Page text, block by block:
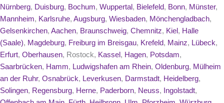
Nürnberg, Duisburg, Bochum, Wuppertal , Bielefeld, Bonn, Münster,
Mannheim, Karlsruhe, Augsburg, Wiesbaden, Mönchengladbach,
Gelsenkirchen, Aachen, Braunschweig, Chemnitz, Kiel , Halle
(Saale), Magdeburg, Freiburg im Breisgau, Krefeld, Mainz, Lübeck,
Erfurt, Oberhausen, Rostock, Kassel , Hagen, Potsdam,
Saarbrücken, Hamm, Ludwigshafen am Rhein, Oldenburg, Mülheim
an der Ruhr, Osnabrück, Leverkusen, Darmstadt, Heidelberg,
Solingen, Regensburg, Herne, Paderborn, Neuss, Ingolstadt,